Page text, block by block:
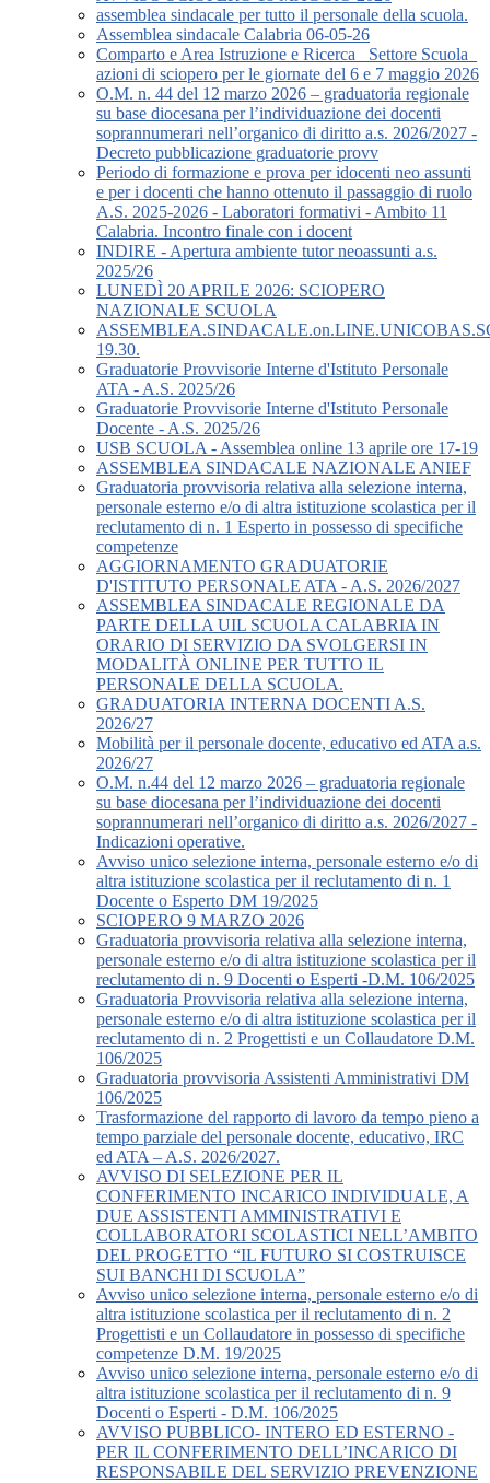
assemblea sindacale per tutto il personale della scuola.
Assemblea sindacale Calabria 06-05-26
Comparto e Area Istruzione e Ricerca_ Settore Scuola_
azioni di sciopero per le giornate del 6 e 7 maggio 2026
O.M. n. 44 del 12 marzo 2026 – graduatoria regionale
su base diocesana per l’individuazione dei docenti
soprannumerari nell’organico di diritto a.s. 2026/2027 -
Decreto pubblicazione graduatorie provv
Periodo di formazione e prova per idocenti neo assunti
e per i docenti che hanno ottenuto il passaggio di ruolo
A.S. 2025-2026 - Laboratori formativi - Ambito 11
Calabria. Incontro finale con i docent
INDIRE - Apertura ambiente tutor neoassunti a.s.
2025/26
LUNEDÌ 20 APRILE 2026: SCIOPERO
NAZIONALE SCUOLA
19.30.
Graduatorie Provvisorie Interne d'Istituto Personale
ATA - A.S. 2025/26
Graduatorie Provvisorie Interne d'Istituto Personale
Docente - A.S. 2025/26
USB SCUOLA - Assemblea online 13 aprile ore 17-19
ASSEMBLEA SINDACALE NAZIONALE ANIEF
Graduatoria provvisoria relativa alla selezione interna,
personale esterno e/o di altra istituzione scolastica per il
reclutamento di n. 1 Esperto in possesso di specifiche
competenze
AGGIORNAMENTO GRADUATORIE
D'ISTITUTO PERSONALE ATA - A.S. 2026/2027
ASSEMBLEA SINDACALE REGIONALE DA
PARTE DELLA UIL SCUOLA CALABRIA IN
ORARIO DI SERVIZIO DA SVOLGERSI IN
MODALITÀ ONLINE PER TUTTO IL
PERSONALE DELLA SCUOLA.
GRADUATORIA INTERNA DOCENTI A.S.
2026/27
Mobilità per il personale docente, educativo ed ATA a.s.
2026/27
O.M. n.44 del 12 marzo 2026 – graduatoria regionale
su base diocesana per l’individuazione dei docenti
soprannumerari nell’organico di diritto a.s. 2026/2027 -
Indicazioni operative.
Avviso unico selezione interna, personale esterno e/o di
altra istituzione scolastica per il reclutamento di n. 1
Docente o Esperto DM 19/2025
SCIOPERO 9 MARZO 2026
Graduatoria provvisoria relativa alla selezione interna,
personale esterno e/o di altra istituzione scolastica per il
reclutamento di n. 9 Docenti o Esperti -D.M. 106/2025
Graduatoria Provvisoria relativa alla selezione interna,
personale esterno e/o di altra istituzione scolastica per il
reclutamento di n. 2 Progettisti e un Collaudatore D.M.
106/2025
Graduatoria provvisoria Assistenti Amministrativi DM
106/2025
Trasformazione del rapporto di lavoro da tempo pieno a
tempo parziale del personale docente, educativo, IRC
ed ATA – A.S. 2026/2027.
AVVISO DI SELEZIONE PER IL
CONFERIMENTO INCARICO INDIVIDUALE, A
DUE ASSISTENTI AMMINISTRATIVI E
COLLABORATORI SCOLASTICI NELL’AMBITO
DEL PROGETTO “IL FUTURO SI COSTRUISCE
SUI BANCHI DI SCUOLA”
Avviso unico selezione interna, personale esterno e/o di
altra istituzione scolastica per il reclutamento di n. 2
Progettisti e un Collaudatore in possesso di specifiche
competenze D.M. 19/2025
Avviso unico selezione interna, personale esterno e/o di
altra istituzione scolastica per il reclutamento di n. 9
Docenti o Esperti - D.M. 106/2025
AVVISO PUBBLICO- INTERO ED ESTERNO -
PER IL CONFERIMENTO DELL’INCARICO DI
RESPONSABILE DEL SERVIZIO PREVENZIONE